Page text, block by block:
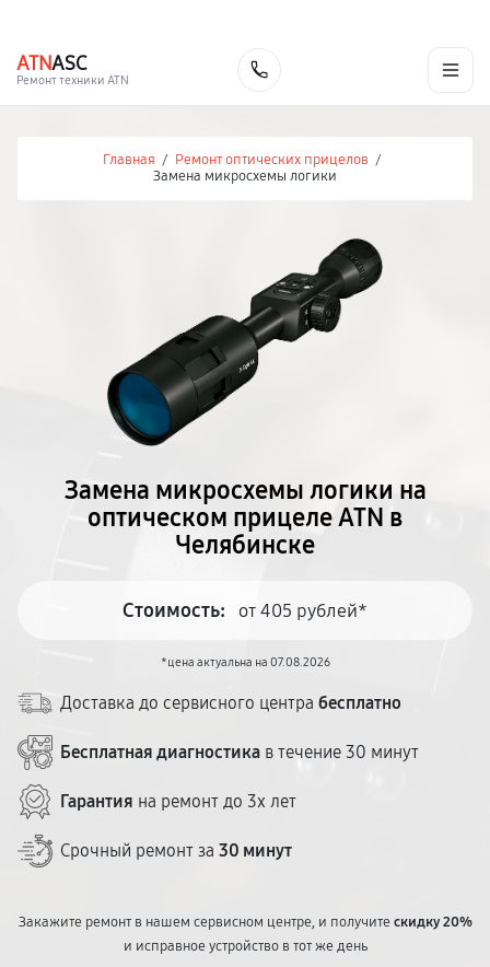
ATNASC
Ремонт техники ATN
Главная / Ремонт оптических прицелов /
Замена микросхемы логики
Замена микросхемы логики на
оптическом прицеле ATN в
Челябинске
Стоимость: от 405 рублей*
*цена актуальна на 07.08.2026
Доставка до сервисного центра бесплатно
Бесплатная диагностика в течение 30 минут
Гарантия на ремонт до 3х лет
Срочный ремонт за 30 минут
Закажите ремонт в нашем сервисном центре, и получитескидку 20%
и исправное устройство в тот же день